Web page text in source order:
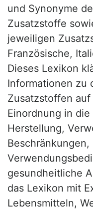
und Synonyme
Zusatzstoffe
jeweiligen
Französische,
Dieses Lexikon
Informationen zu
Zusatzstoffen
Einordnung in
Herstellung,
gesundheitliche
das Lexikon mit
Lebensmitteln,